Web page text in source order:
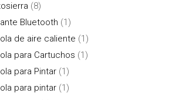
(8)
Bluetooth (1)
de aire caliente (1)
para Cartuchos (1)
para Pintar (1)
para pintar (1)